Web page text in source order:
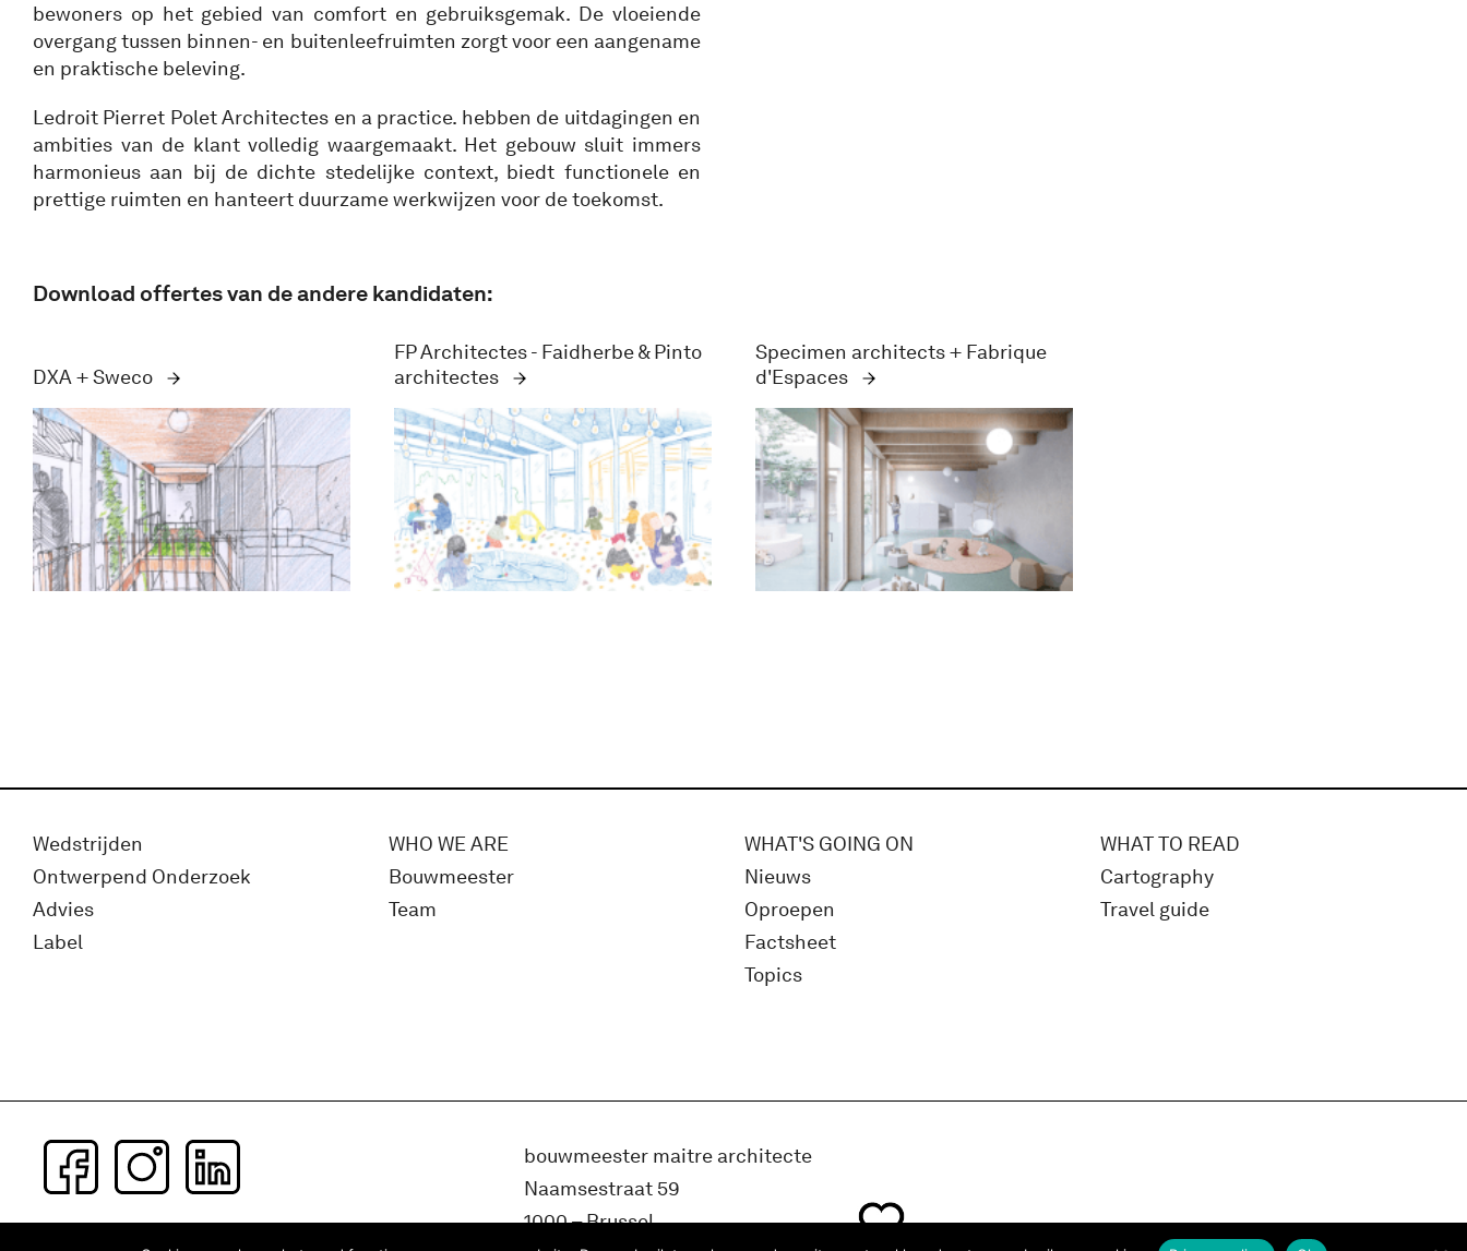
bewoners op het gebied van comfort en gebruiksgemak. De vloeiende
overgang tussen binnen- en buitenleefruimten zorgt voor een aangename
en praktische beleving.
Ledroit Pierret Polet Architectes en a practice. hebben de uitdagingen en
ambities van de klant volledig waargemaakt. Het gebouw sluit immers
harmonieus aan bij de dichte stedelijke context, biedt functionele en
prettige ruimten en hanteert duurzame werkwijzen voor de toekomst.
Download offertes van de andere kandidaten:
DXA + Sweco
FP Architectes - Faidherbe & Pinto
architectes
Specimen architects + Fabrique
d'Espaces
Wedstrijden
Ontwerpend Onderzoek
Advies
Label
WHO WE ARE
Bouwmeester
Team
WHAT'S GOING ON
Nieuws
Oproepen
Factsheet
Topics
WHAT TO READ
Cartography
Travel guide
Subscribe to our newsletter
bouwmeester maitre architecte
Naamsestraat 59
1000 – Brussel